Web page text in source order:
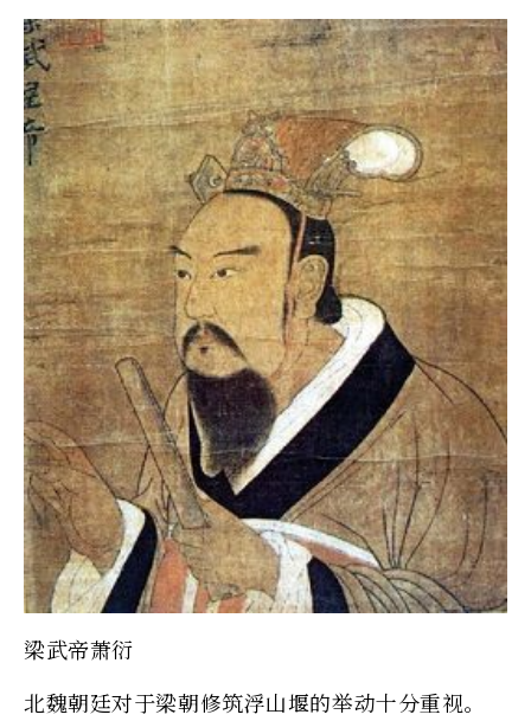
梁武帝萧衍
北魏朝廷对于梁朝修筑浮山堰的举动十分重视。